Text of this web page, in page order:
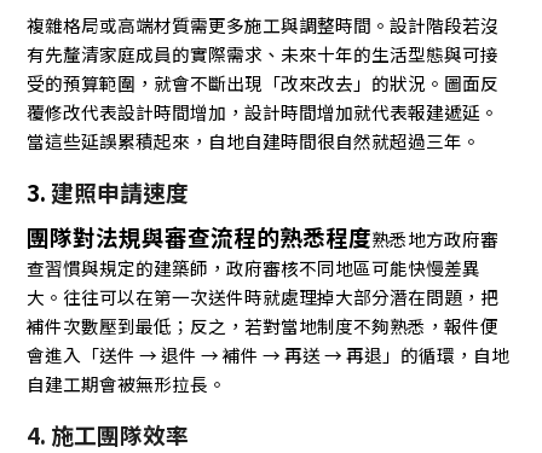
複雜格局或高端材質需更多施工與調整時間。設計階段若沒
有先釐清家庭成員的實際需求、未來十年的生活型態與可接
受的預算範圍，就會不斷出現「改來改去」的狀況。圖面反
覆修改代表設計時間增加，設計時間增加就代表報建遞延。
當這些延誤累積起來，自地自建時間很自然就超過三年。
3. 建照申請速度
團隊對法規與審查流程的熟悉程度熟悉地方政府審
查習慣與規定的建築師，政府審核不同地區可能快慢差異
大。往往可以在第一次送件時就處理掉大部分潛在問題，把
補件次數壓到最低；反之，若對當地制度不夠熟悉，報件便
會進入「送件 → 退件 → 補件 → 再送 → 再退」的循環，自地
自建工期會被無形拉長。
4. 施工團隊效率